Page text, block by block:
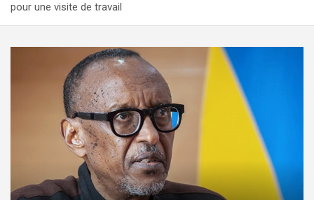
pour une visite de travail